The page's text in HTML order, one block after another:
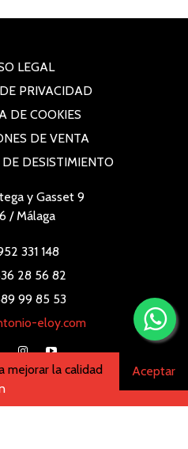
LEGAL
PRIVACIDAD
DE COOKIES
DE VENTA
DESISTIMIENTO
y Gasset 9
/ Málaga
331 148
28 56 82
99 85 53
eloy.com
MEDIA
mejorar la calidad
Aceptar